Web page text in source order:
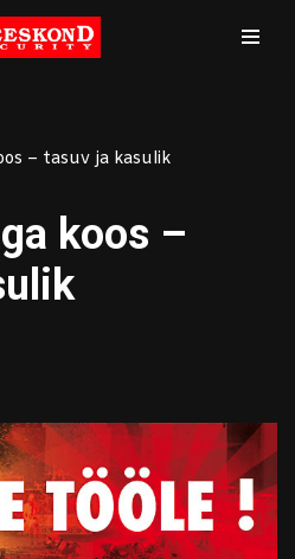
– tasuv ja kasulik
koos –